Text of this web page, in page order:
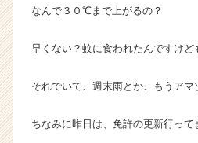
ス
ウ
就
なんで３０℃まで上がるの？
早くない？蚊に食われたんですけど
それでいて、週末雨とか、もうアマ
ちなみに昨日は、免許の更新行って